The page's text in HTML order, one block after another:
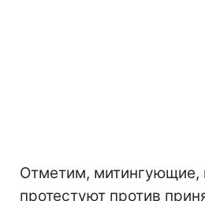
Отметим, митингующие,
протестуют против